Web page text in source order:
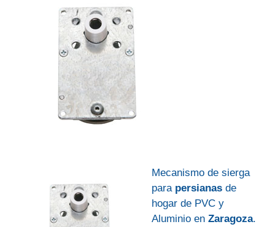
Mecanismo de sierga
para persianas de
hogar de PVC y
Aluminio en Zaragoza.